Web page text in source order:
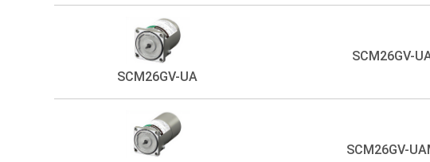
SCM26GV-UA
SCM26GV-
SCM26GV-